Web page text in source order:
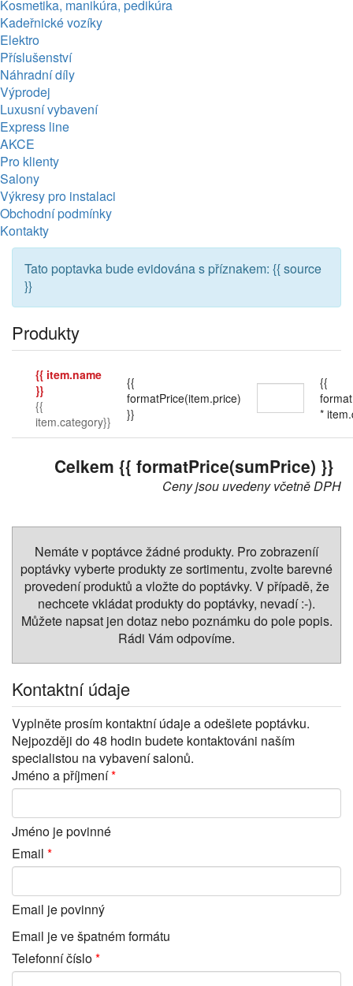
Kosmetika, manikúra, pedikúra
Kadeřnické vozíky
Elektro
Příslušenství
Náhradní díly
Výprodej
Luxusní vybavení
Express line
AKCE
Pro klienty
Salony
Výkresy pro instalaci
Obchodní podmínky
Kontakty
Tato poptavka bude evidována s příznakem: {{ source
}}
Produkty
{{ item.name
}}
{{
item.category}}
{{
formatPrice(item.price)
}}
{{
*
Celkem {{ formatPrice(sumPrice) }}
Ceny jsou uvedeny včetně DPH
Nemáte v poptávce žádné produkty. Pro zobrazeníí
poptávky vyberte produkty ze sortimentu, zvolte barevné
provedení produktů a vložte do poptávky. V případě, že
nechcete vkládat produkty do poptávky, nevadí :-).
Můžete napsat jen dotaz nebo poznámku do pole popis.
Rádi Vám odpovíme.
Kontaktní údaje
Vyplněte prosím kontaktní údaje a odešlete poptávku.
Nejpozději do 48 hodin budete kontaktováni naším
specialistou na vybavení salonů.
Jméno a příjmení
Jméno je povinné
Email
Email je povinný
Email je ve špatném formátu
Telefonní číslo